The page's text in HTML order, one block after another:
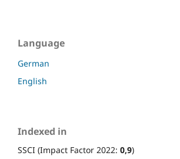
Language
German
English
Indexed in
SSCI (Impact Factor 2022: 0,9)